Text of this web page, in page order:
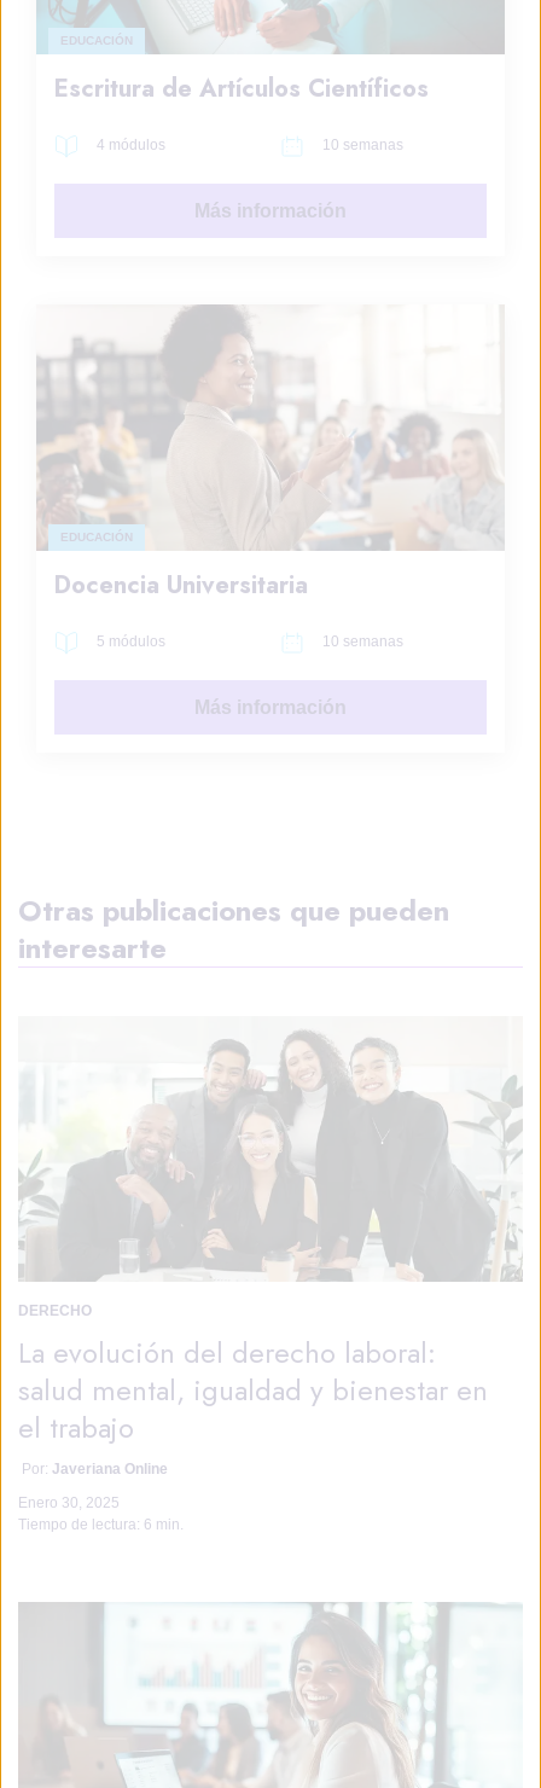
EDUCACIÓN
Escritura de Artículos Científicos
4 módulos 10 semanas
Más información
EDUCACIÓN
Docencia Universitaria
5 módulos 10 semanas
Más información
Otras publicaciones que pueden
interesarte
DERECHO
La evolución del derecho laboral:
salud mental, igualdad y bienestar en
el trabajo
Por: Javeriana Online
Enero 30, 2025
Tiempo de lectura: 6 min.